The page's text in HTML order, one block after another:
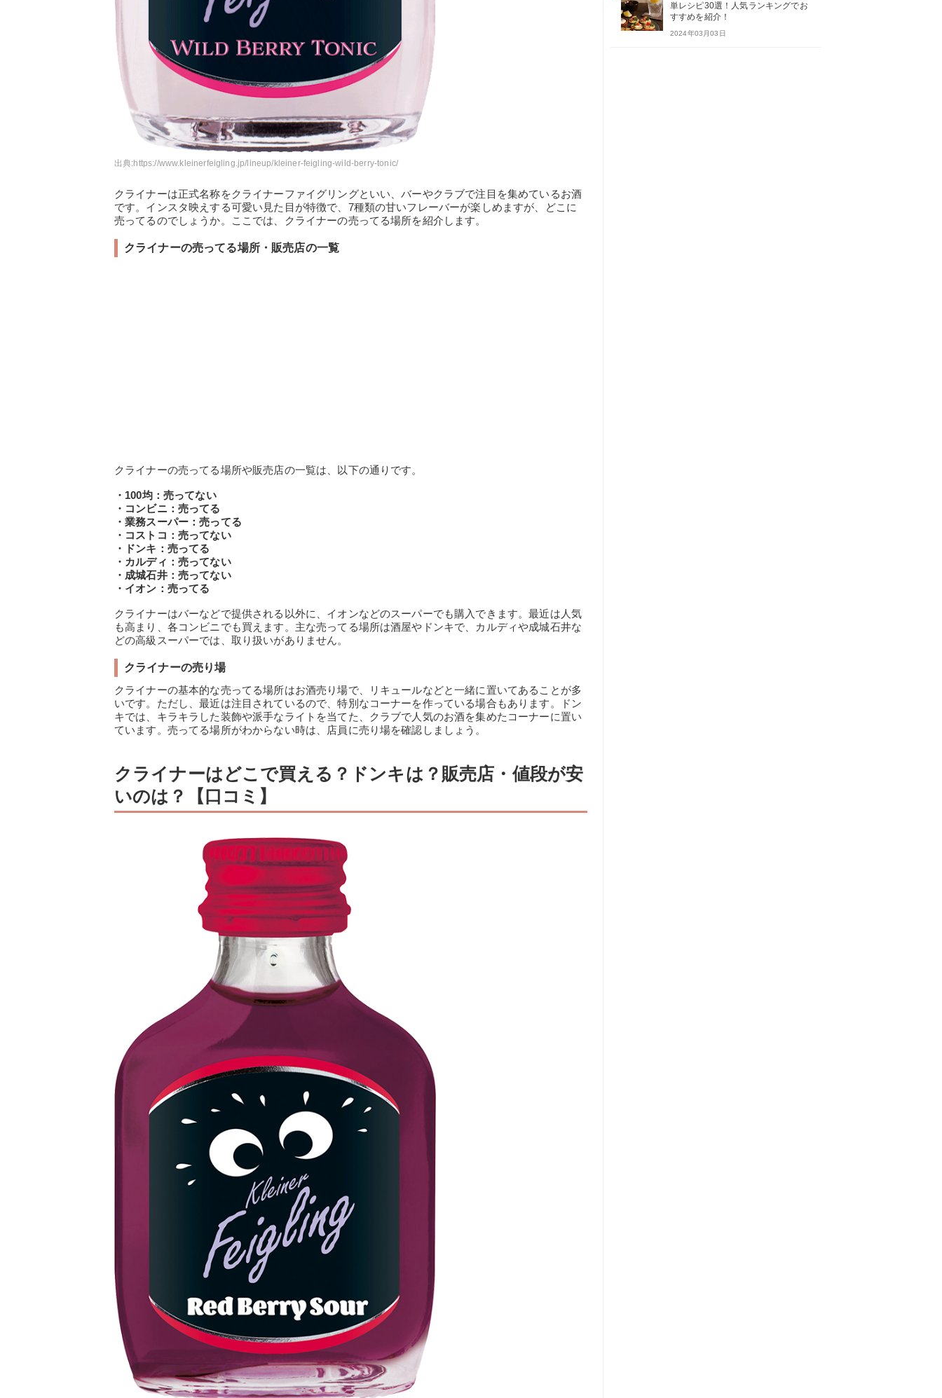
出典:https://www.kleinerfeigling.jp/lineup/kleiner-feigling-wild-berry-tonic/
クライナーは正式名称をクライナーファイグリングといい、バーやクラブで注目を集めているお酒
です。インスタ映えする可愛い見た目が特徴で、7種類の甘いフレーバーが楽しめますが、どこに
売ってるのでしょうか。ここでは、クライナーの売ってる場所を紹介します。
クライナーの売ってる場所・販売店の一覧
クライナーの売ってる場所や販売店の一覧は、以下の通りです。
・100均：売ってない
・コンビニ：売ってる
・業務スーパー：売ってる
・コストコ：売ってない
・ドンキ：売ってる
・カルディ：売ってない
・成城石井：売ってない
・イオン：売ってる
クライナーはバーなどで提供される以外に、イオンなどのスーパーでも購入できます。最近は人気
も高まり、各コンビニでも買えます。主な売ってる場所は酒屋やドンキで、カルディや成城石井な
どの高級スーパーでは、取り扱いがありません。
クライナーの売り場
クライナーの基本的な売ってる場所はお酒売り場で、リキュールなどと一緒に置いてあることが多
いです。ただし、最近は注目されているので、特別なコーナーを作っている場合もあります。ドン
キでは、キラキラした装飾や派手なライトを当てた、クラブで人気のお酒を集めたコーナーに置い
ています。売ってる場所がわからない時は、店員に売り場を確認しましょう。
クライナーはどこで買える？ドンキは？販売店・値段が安
いのは？【口コミ】
単レシピ30選！人気ランキングでお
すすめを紹介！
2024年03月03日